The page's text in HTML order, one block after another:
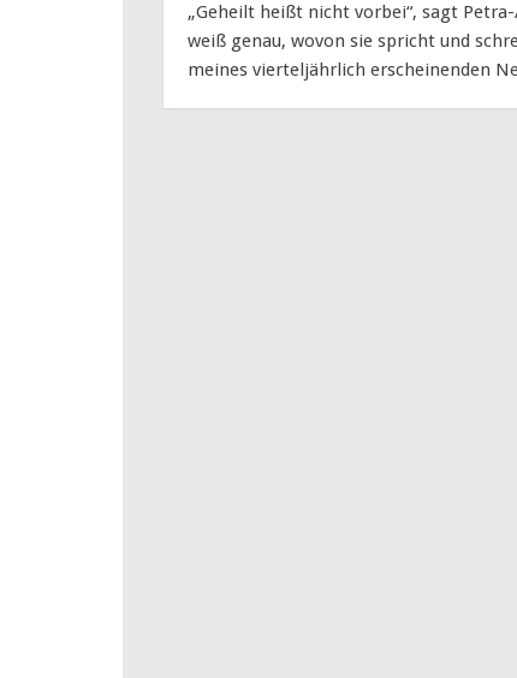
„Geheilt heißt nicht vorbei“, sagt
weiß genau, wovon sie spricht und
meines vierteljährlich erscheinenden